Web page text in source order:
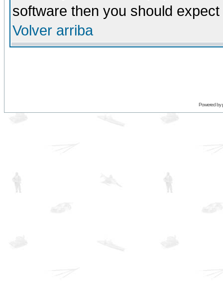
software then you should
Volver arriba
Powered by